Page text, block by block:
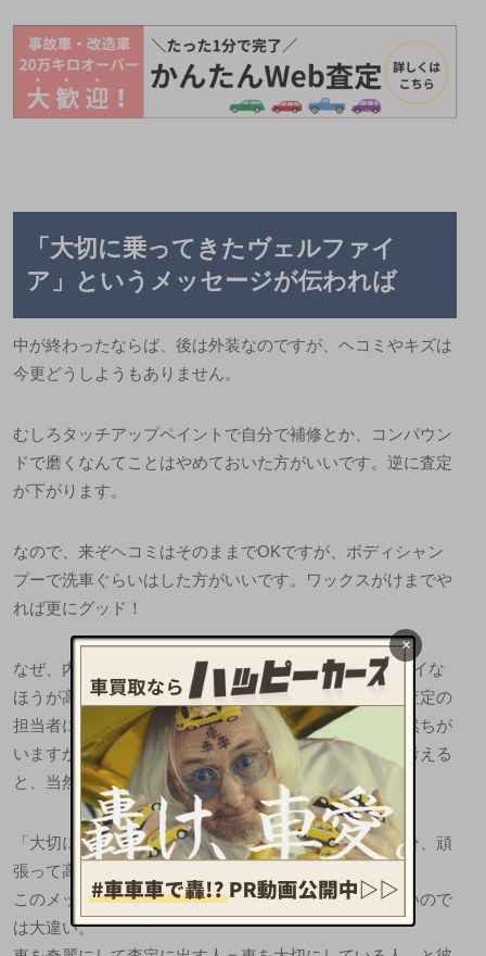
「大切に乗ってきたヴェルファイ
ア」というメッセージが伝われば
中が終わったならば、後は外装なのですが、ヘコミやキズは
今更どうしようもありません。
むしろタッチアップペイントで自分で補修とか、コンパウン
ドで磨くなんてことはやめておいた方がいいです。逆に査定
が下がります。
なので、来ぞヘコミはそのままでOKですが、ボディシャン
プーで洗車ぐらいはした方がいいです。ワックスがけまでや
れば更にグッド！
なぜ、内外装ともにキレイにするのか? それは、キレイな
ほうが高い値段で買取ってもらえることはもちろん、査定の
担当者に無言のアピールができるから。もう印象が全然ちが
いますから。査定はおんなじ人間が行うということを考える
と、当然といえば当然ですよね。
「大切に乗ってきたヴェルファイアなんだから、その分、頑
張って高く買取してね」。
このメッセージが、査定担当者に伝わるのと伝わらないので
は大違い。
×